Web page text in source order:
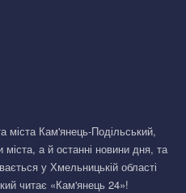
міста Кам'янець-Подільський,
а й останні новини дня, та
у Хмельницькій області
читає «Кам'янець 24»!